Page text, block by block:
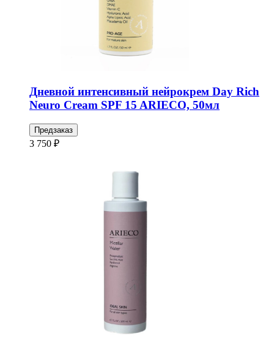
Дневной интенсивный нейрокрем Day Rich
Neuro Cream SPF 15 ARIECO, 50мл
Предзаказ
3 750 ₽